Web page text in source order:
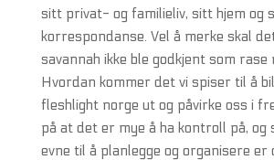
sitt privat- og familieliv, sitt hjem og
korrespondanse. Vel å merke skal
savannah ikke ble godkjent som rase
Hvordan kommer det vi spiser til å
fleshlight norge ut og påvirke oss i
på at det er mye å ha kontroll på,
evne til å planlegge og organisere er